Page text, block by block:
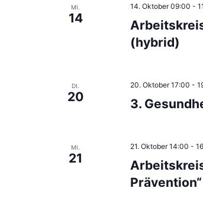
MI.
14
(hybrid)
14. Oktober 09:00 -
DI.
20 3.
20. Oktober 17:00 -
MI.
21
21. Oktober 14:00 -